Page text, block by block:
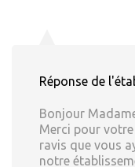
Réponse de
Bonjour
Merci pour
ravis que vous
notre